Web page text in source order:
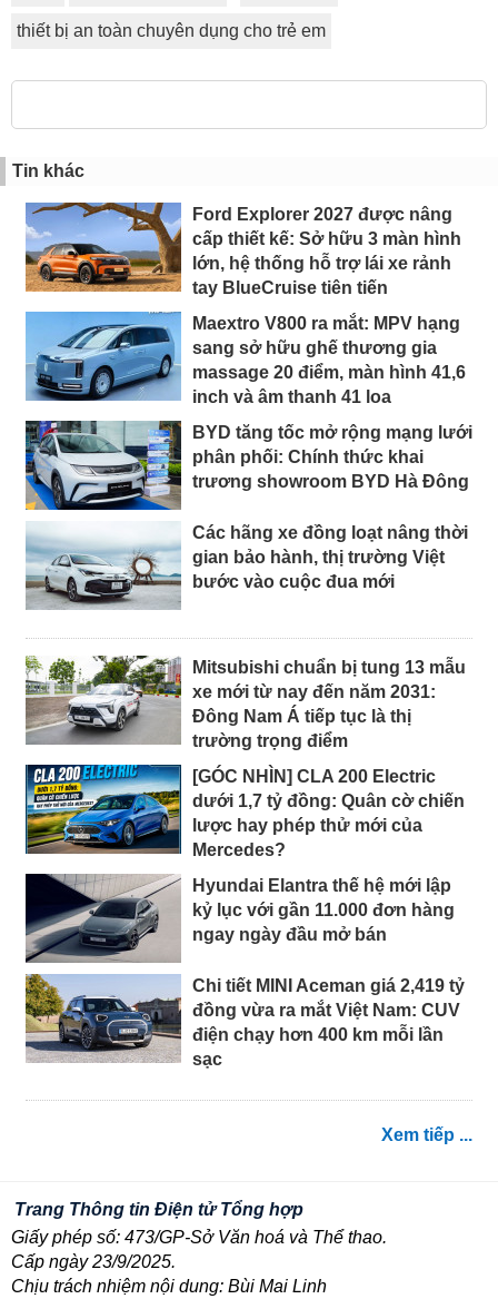
thiết bị an toàn chuyên dụng cho trẻ em
Tin khác
Ford Explorer 2027 được nâng
cấp thiết kế: Sở hữu 3 màn hình
lớn, hệ thống hỗ trợ lái xe rảnh
tay BlueCruise tiên tiến
Maextro V800 ra mắt: MPV hạng
sang sở hữu ghế thương gia
massage 20 điểm, màn hình 41,6
inch và âm thanh 41 loa
BYD tăng tốc mở rộng mạng lưới
phân phối: Chính thức khai
trương showroom BYD Hà Đông
Các hãng xe đồng loạt nâng thời
gian bảo hành, thị trường Việt
bước vào cuộc đua mới
Mitsubishi chuẩn bị tung 13 mẫu
xe mới từ nay đến năm 2031:
Đông Nam Á tiếp tục là thị
trường trọng điểm
[GÓC NHÌN] CLA 200 Electric
dưới 1,7 tỷ đồng: Quân cờ chiến
lược hay phép thử mới của
Mercedes?
Hyundai Elantra thế hệ mới lập
kỷ lục với gần 11.000 đơn hàng
ngay ngày đầu mở bán
Chi tiết MINI Aceman giá 2,419 tỷ
đồng vừa ra mắt Việt Nam: CUV
điện chạy hơn 400 km mỗi lần
sạc
Xem tiếp ...
Trang Thông tin Điện tử Tổng hợp
Giấy phép số: 473/GP-Sở Văn hoá và Thể thao.
Cấp ngày 23/9/2025.
Chịu trách nhiệm nội dung: Bùi Mai Linh